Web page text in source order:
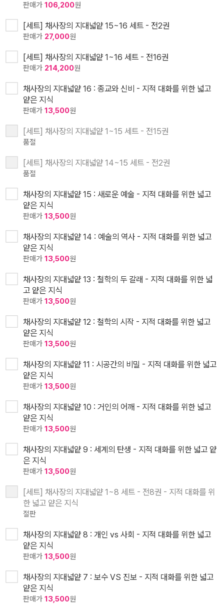
판매가 106,200원
[세트] 채사장의 지대넓얕 15~16 세트 - 전2권
판매가 27,000원
[세트] 채사장의 지대넓얕 1~16 세트 - 전16권
판매가 214,200원
채사장의 지대넓얕 16 : 종교와 신비 - 지적 대화를 위한 넓고
얕은 지식
판매가 13,500원
[세트] 채사장의 지대넓얕 1~15 세트 - 전15권
품절
[세트] 채사장의 지대넓얕 14~15 세트 - 전2권
품절
채사장의 지대넓얕 15 : 새로운 예술 - 지적 대화를 위한 넓고
얕은 지식
판매가 13,500원
채사장의 지대넓얕 14 : 예술의 역사 - 지적 대화를 위한 넓고
얕은 지식
판매가 13,500원
채사장의 지대넓얕 13 : 철학의 두 갈래 - 지적 대화를 위한 넓
고 얕은 지식
판매가 13,500원
채사장의 지대넓얕 12 : 철학의 시작 - 지적 대화를 위한 넓고
얕은 지식
판매가 13,500원
채사장의 지대넓얕 11 : 시공간의 비밀 - 지적 대화를 위한 넓고
얕은 지식
판매가 13,500원
채사장의 지대넓얕 10 : 거인의 어깨 - 지적 대화를 위한 넓고
얕은 지식
판매가 13,500원
채사장의 지대넓얕 9 : 세계의 탄생 - 지적 대화를 위한 넓고 얕
은 지식
판매가 13,500원
[세트] 채사장의 지대넓얕 1~8 세트 - 전8권 - 지적 대화를 위
한 넓고 얕은 지식
절판
채사장의 지대넓얕 8 : 개인 vs 사회 - 지적 대화를 위한 넓고
얕은 지식
판매가 13,500원
채사장의 지대넓얕 7 : 보수 VS 진보 - 지적 대화를 위한 넓고
얕은 지식
판매가 13,500원